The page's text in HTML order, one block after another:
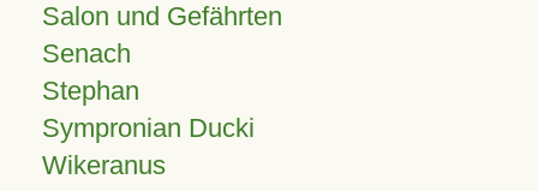
Salon und Gefährten
Senach
Stephan
Sympronian Ducki
Wikeranus